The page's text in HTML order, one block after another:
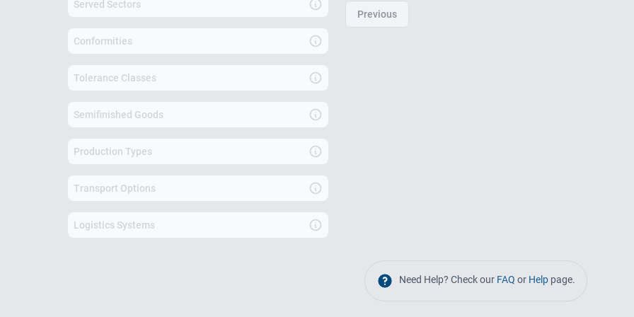
Served Sectors
Conformities
Tolerance Classes
Semifinished Goods
Production Types
Transport Options
Logistics Systems
Previous
Need Help? Check our FAQ or Helppage.